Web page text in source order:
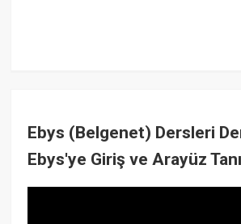
Ebys (Belgenet) Dersleri
Ebys'ye Giriş ve Arayüz